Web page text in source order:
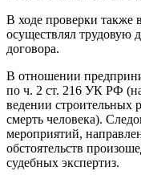
В ходе проверки также
осуществлял трудовую
договора.
В отношении
по ч. 2 ст. 216 УК РФ
ведении строительных
смерть человека).
мероприятий,
обстоятельств
судебных экспертиз.